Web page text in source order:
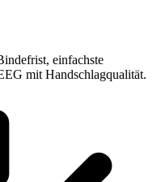
einfachste
mit Handschlagqualität.